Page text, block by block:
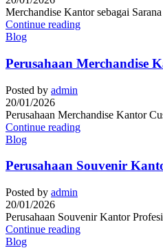
Merchandise Kantor sebagai
Continue reading
Blog
Perusahaan Merchandise
Posted by admin
20/01/2026
Perusahaan Merchandise Kantor
Continue reading
Blog
Perusahaan Souvenir
Posted by admin
20/01/2026
Perusahaan Souvenir Kantor
Continue reading
Blog